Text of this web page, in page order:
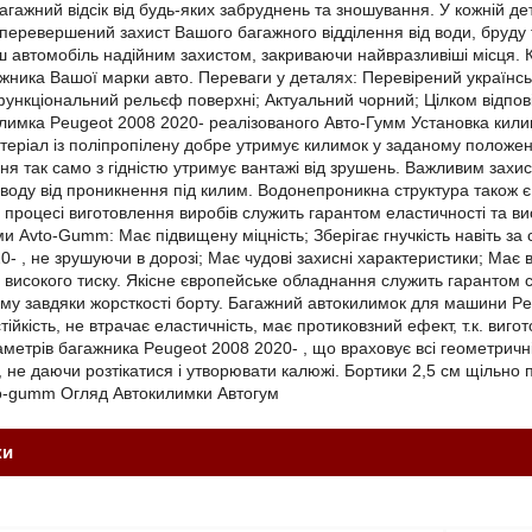
відсік від будь-яких забруднень та зношування. У кожній
захист Вашого багажного відділення від води,
надійним захистом, закриваючи найвразливіші
Вашої марки авто. Переваги у деталях: Перевірений
рельєф поверхні; Актуальний чорний; Цілком
Peugeot 2008 2020- реалізованого Авто-Гумм Установка
із поліпропілену добре утримує килимок у заданому
так само з гідністю утримує вантажі від зрушень. Важливим
від проникнення під килим. Водонепроникна структура
виготовлення виробів служить гарантом еластичності та
Avto-Gumm: Має підвищену міцність; Зберігає гнучкість навіть
, не зрушуючи в дорозі; Має чудові захисні характеристики; Має
тиску. Якісне європейське обладнання служить гарантом
завдяки жорсткості борту. Багажний автокилимок для
не втрачає еластичність, має протиковзний ефект, т.к.
багажника Peugeot 2008 2020- , що враховує всі
не даючи розтікатися і утворювати калюжі. Бортики 2,5 см
gumm Огляд Автокилимки Автогум